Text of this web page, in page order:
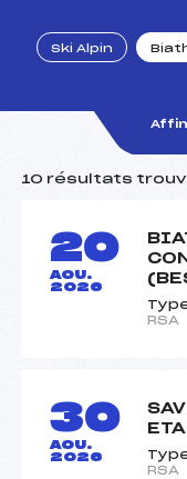
Ski Alpin
10 résultats
20
AOU.
2026
RSA
30
AOU.
2026
RSA